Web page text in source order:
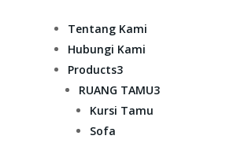
Tentang Kami
Hubungi Kami
Products3
RUANG TAMU3
Kursi Tamu
Sofa